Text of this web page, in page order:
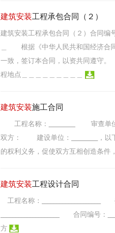
建筑安装工程承包合同（２）
建筑安装工程承包合同（２）合同
＿ 根据《中华人民共和国经济合
一致，签订本合同，以资共同遵
程地点＿＿＿＿＿＿＿＿＿
建筑安装施工合同
工程名称：_________ 审查单位
双方： 建设单位：_________，
的权利义务，促使双方互相创造条件
建筑安装工程设计合同
工程名称：____________________
____________________ 合同编号：
方